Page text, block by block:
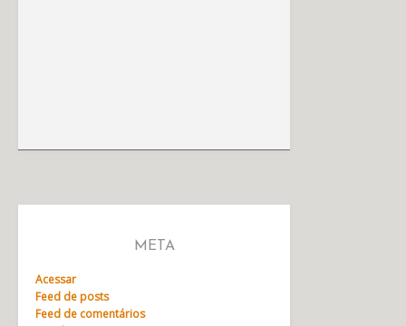
META
Acessar
Feed de posts
Feed de comentários